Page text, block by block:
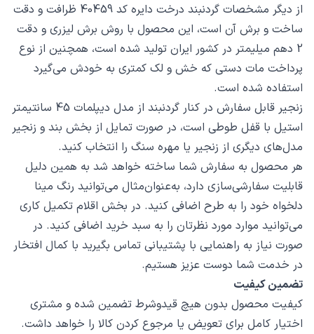
از دیگر مشخصات گردنبند درخت دایره کد 40459 ظرافت و دقت
ساخت و برش آن است، این محصول با روش برش لیزری و دقت
2 دهم میلیمتر در کشور ایران تولید شده است، همچنین از نوع
پرداخت مات دستی که خش و لک کمتری به خودش می‌گیرد
استفاده شده است.
زنجیر قابل سفارش در کنار گردنبند از مدل دیپلمات 45 سانتیمتر
استیل با قفل طوطی است، در صورت تمایل از بخش بند و زنجیر
مدل‌های دیگری از زنجیر یا مهره سنگ را انتخاب کنید.
هر محصول به سفارش شما ساخته خواهد شد به همین دلیل
قابلیت سفارشی‌سازی دارد، به‌عنوان‌مثال می‌توانید رنگ مینا
دلخواه خود را به طرح اضافی کنید. در بخش اقلام تکمیل کاری
می‌توانید موارد مورد نظرتان را به سبد خرید اضافی کنید. در
صورت نیاز به راهنمایی با پشتیبانی تماس بگیرید با کمال افتخار
در خدمت شما دوست عزیز هستیم.
تضمین کیفیت
کیفیت محصول بدون هیچ قیدوشرط تضمین شده و مشتری
اختیار کامل برای تعویض یا مرجوع کردن کالا را خواهد داشت.